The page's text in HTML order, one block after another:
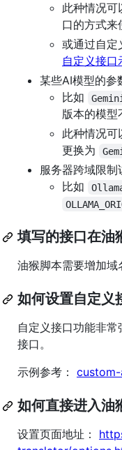
此种情况可
口的方式来
或通过自定
自定义接口
某些AI模型的参
比如
Gemini
版本的模型
此种情况可
更换为
服务器跨域限制
比如
填写的接口在油
油猴脚本需要增加域
如何设置自定义
自定义接口功能非
接口。
示例参考：
如何直接进入油
设置页面地址：